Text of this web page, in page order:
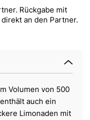
Rückgabe mit
an den Partner.
Volumen von 500
auch ein
Limonaden mit